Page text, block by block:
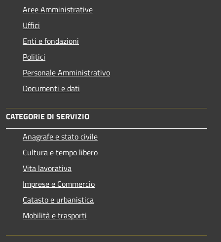
Aree Amministrative
Uffici
Enti e fondazioni
Politici
Personale Amministrativo
Documenti e dati
CATEGORIE DI SERVIZIO
Anagrafe e stato civile
Cultura e tempo libero
Vita lavorativa
Imprese e Commercio
Catasto e urbanistica
Mobilità e trasporti